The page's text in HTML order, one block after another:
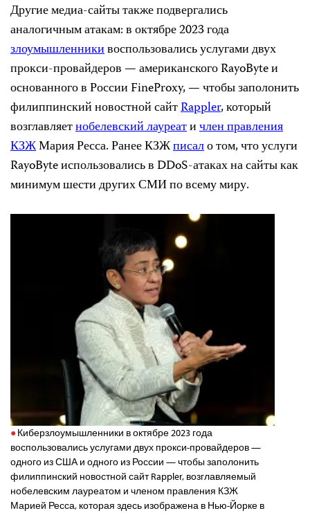
Другие медиа-сайты также подвергались
аналогичным атакам: в октябре 2023 года
злоумышленникивоспользовались услугами двух
прокси-провайдеров — американского RayoByte и
основанного в России FineProxy, — чтобы заполонить
филиппинский новостной сайтRappler, который
возглавляетнобелевский лауреатичлен правления
КЗЖМария Ресса. Ранее КЗЖписало том, что услуги
RayoByte использовались в DDoS-атаках на сайты как
минимум шести других СМИ по всему миру.
Киберзлоумышленники в октябре 2023 года
воспользовались услугами двух прокси-провайдеров —
одного из США и одного из России — чтобы заполонить
филиппинский новостной сайт Rappler, возглавляемый
нобелевским лауреатом и членом правления КЗЖ
Марией Ресса, которая здесь изображена в Нью-Йорке в